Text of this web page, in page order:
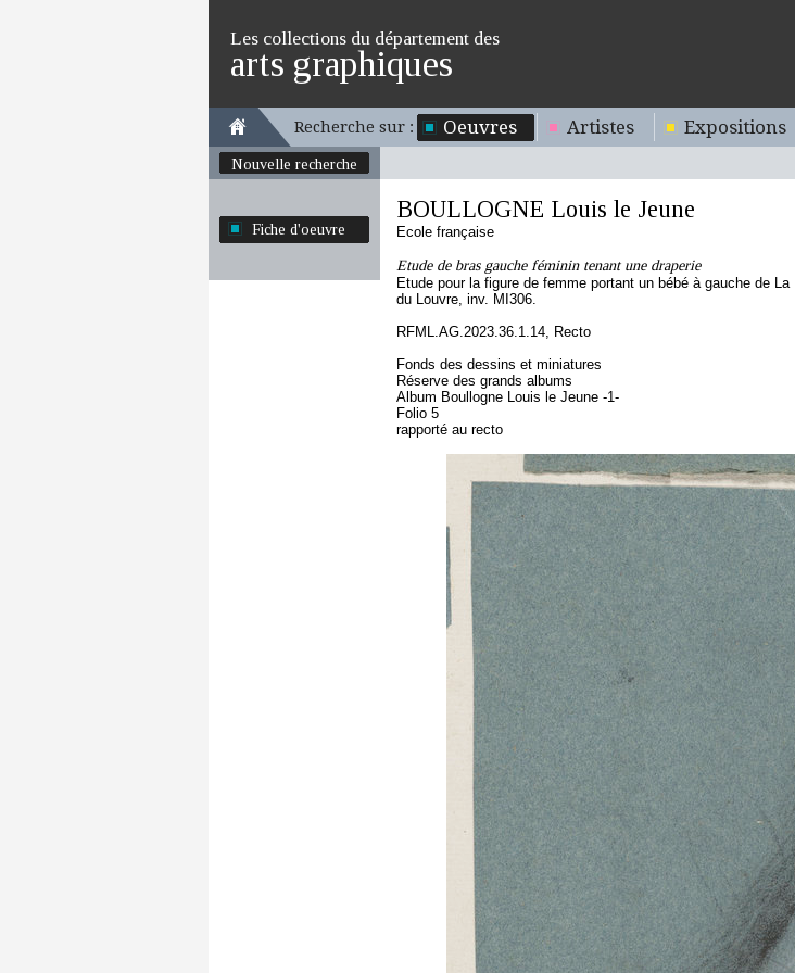
Les collections du département des
arts graphiques
Recherche sur : Oeuvres Artistes Expositions
Nouvelle recherche
Fiche d'oeuvre
BOULLOGNE Louis le Jeune
Ecole française
Etude de bras gauche féminin tenant une draperie
Etude pour la figure de femme portant un bébé à gauche de
du Louvre, inv. MI306.
RFML.AG.2023.36.1.14, Recto
Fonds des dessins et miniatures
Réserve des grands albums
Album Boullogne Louis le Jeune -1-
Folio 5
rapporté au recto